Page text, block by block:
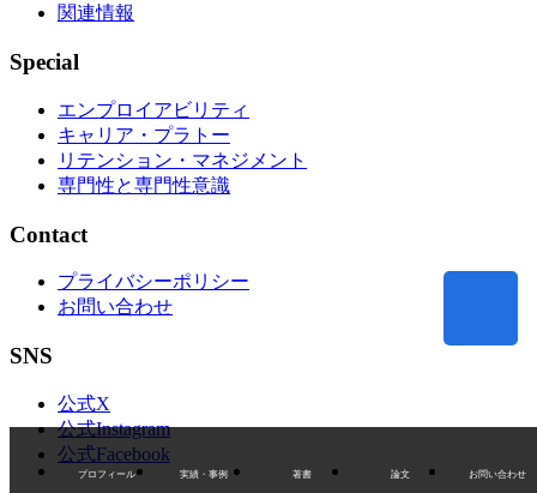
関連情報
Special
エンプロイアビリティ
キャリア・プラトー
リテンション・マネジメント
専門性と専門性意識
Contact
プライバシーポリシー
お問い合わせ
SNS
公式X
公式Instagram
公式Facebook
プロフィール 実績・事例 著書 論文 お問い合わせ